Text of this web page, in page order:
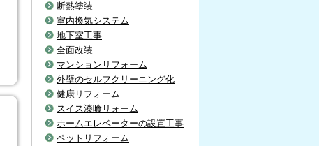
断熱塗装
室内換気システム
地下室工事
全面改装
マンションリフォーム
外壁のセルフクリーニング化
健康リフォーム
スイス漆喰リォーム
ホームエレベーターの設置工事
ペットリフォーム